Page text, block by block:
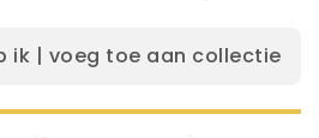
ik | voeg toe aan collectie